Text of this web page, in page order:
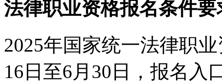
法律职业资格报名条件要
2025年国家统一法律职
16日至6月30日，报名入